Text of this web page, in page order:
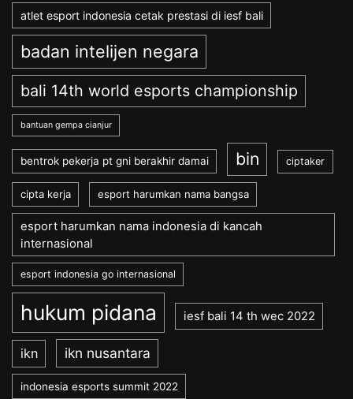
atlet esport indonesia cetak prestasi di iesf bali
badan intelijen negara
bali 14th world esports championship
bantuan gempa cianjur
bentrok pekerja pt gni berakhir damai bin ciptaker
cipta kerja esport harumkan nama bangsa
esport harumkan nama indonesia di kancah
internasional
esport indonesia go internasional
hukum pidana iesf bali 14 th wec 2022
ikn ikn nusantara
indonesia esports summit 2022